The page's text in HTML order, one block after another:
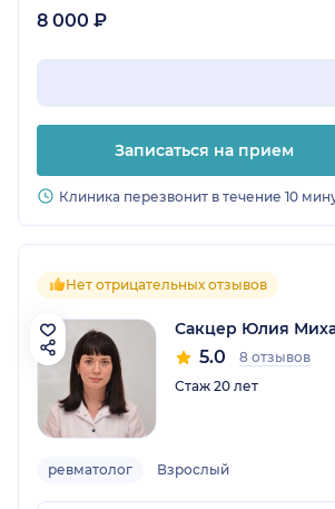
8 000 ₽
Записаться на прием
Клиника перезвонит в течение 10
Нет отрицательных отзывов
Сакцер Юлия
5.0
8 отзывов
Стаж 20 лет
ревматолог Взрослый